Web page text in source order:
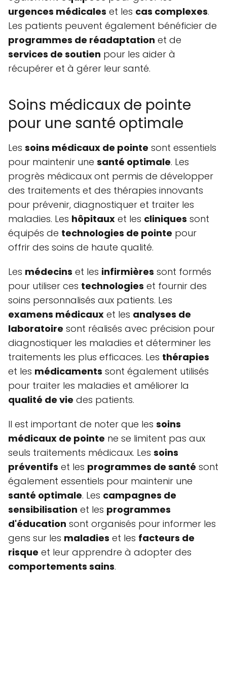
urgences médicales et les cas complexes.
Les patients peuvent également bénéficier de
programmes de réadaptation et de
services de soutien pour les aider à
récupérer et à gérer leur santé.
Soins médicaux de pointe
pour une santé optimale
Les soins médicaux de pointe sont essentiels
pour maintenir une santé optimale. Les
progrès médicaux ont permis de développer
des traitements et des thérapies innovants
pour prévenir, diagnostiquer et traiter les
maladies. Les hôpitaux et les cliniques sont
équipés de technologies de pointe pour
offrir des soins de haute qualité.
Les médecins et les infirmières sont formés
pour utiliser ces technologies et fournir des
soins personnalisés aux patients. Les
examens médicaux et les analyses de
laboratoire sont réalisés avec précision pour
diagnostiquer les maladies et déterminer les
traitements les plus efficaces. Les thérapies
et les médicaments sont également utilisés
pour traiter les maladies et améliorer la
qualité de vie des patients.
Il est important de noter que les soins
médicaux de pointe ne se limitent pas aux
seuls traitements médicaux. Les soins
préventifs et les programmes de santé sont
également essentiels pour maintenir une
santé optimale. Les campagnes de
sensibilisation et les programmes
d'éducation sont organisés pour informer les
gens sur les maladies et les facteurs de
risque et leur apprendre à adopter des
comportements sains.